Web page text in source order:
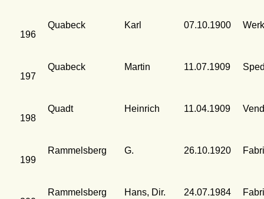
196
Quabeck Karl 07.10.1900
197
Quabeck Martin 11.07.1909
198
Quadt Heinrich 11.04.1909
199
Rammelsberg G. 26.10.1920
Rammelsberg Hans, Dir. 24.07.1984